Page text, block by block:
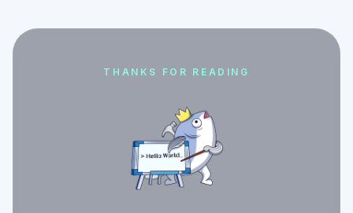
THANKS FOR READING